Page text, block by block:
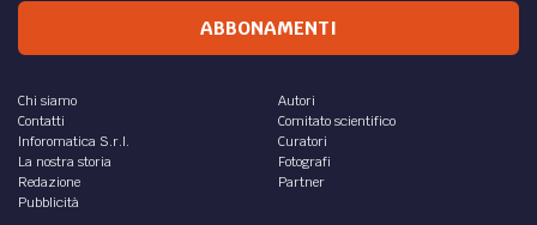
ABBONAMENTI
Chi siamo
Contatti
Inforomatica S.r.l.
La nostra storia
Redazione
Pubblicità
Autori
Comitato scientifico
Curatori
Fotografi
Partner